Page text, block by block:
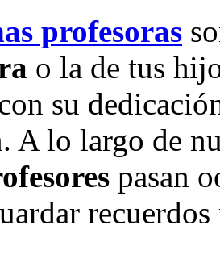
profesoras
o la de tus
su
A lo largo de
pasan